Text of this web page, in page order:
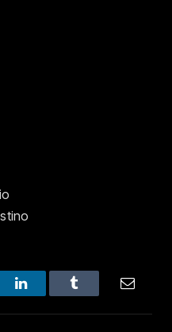
LinkedInTumblr